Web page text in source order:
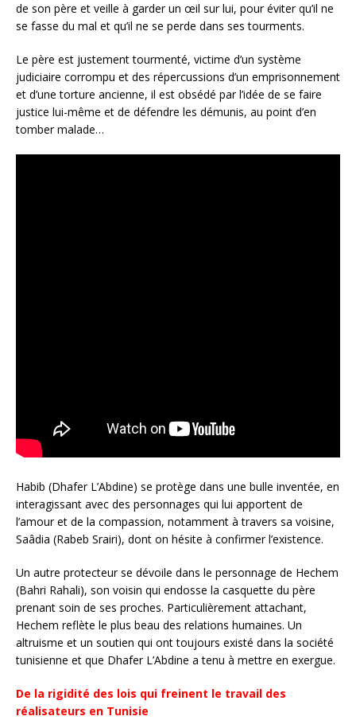
de son père et veille à garder un œil sur lui, pour éviter qu’il ne
se fasse du mal et qu’il ne se perde dans ses tourments.
Le père est justement tourmenté, victime d’un système
judiciaire corrompu et des répercussions d’un emprisonnement
et d’une torture ancienne, il est obsédé par l’idée de se faire
justice lui-même et de défendre les démunis, au point d’en
tomber malade…
Habib (Dhafer L’Abdine) se protège dans une bulle inventée, en
interagissant avec des personnages qui lui apportent de
l’amour et de la compassion, notamment à travers sa voisine,
Saâdia (Rabeb Srairi), dont on hésite à confirmer l’existence.
Un autre protecteur se dévoile dans le personnage de Hechem
(Bahri Rahali), son voisin qui endosse la casquette du père
prenant soin de ses proches. Particulièrement attachant,
Hechem reflète le plus beau des relations humaines. Un
altruisme et un soutien qui ont toujours existé dans la société
tunisienne et que Dhafer L’Abdine a tenu à mettre en exergue.
De la rigidité des lois qui freinent le travail des
réalisateurs en Tunisie